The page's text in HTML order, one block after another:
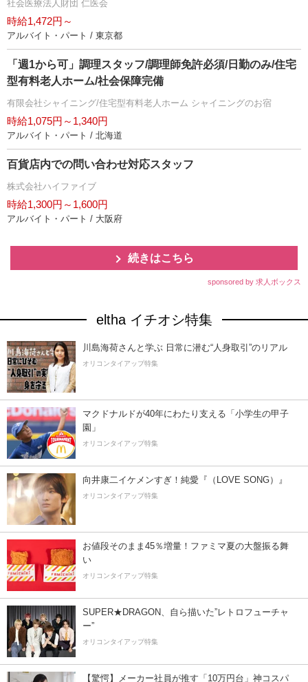
社会医療法人財団 仁医会
時給1,472円～
アルバイト・パート / 東京都
「週1から可」調理スタッフ/調理師免許必須/日勤のみ/住宅
型有料老人ホーム/社会保障完備
有限会社シャイニング/住宅型有料老人ホーム シャイニングのお宿
時給1,075円～1,340円
アルバイト・パート / 北海道
百貨店内での問い合わせ対応スタッフ
株式会社ハイファイブ
時給1,300円～1,600円
アルバイト・パート / 大阪府
続きはこちら
sponsored by 求人ボックス
eltha イチオシ特集
川島海荷さんと学ぶ 日常に潜む“人身取引”のリアル
オリコンタイアップ特集
マクドナルドが40年にわたり支える「小学生の甲子
園」
オリコンタイアップ特集
向井康二イケメンすぎ！純愛『（LOVE SONG）』
オリコンタイアップ特集
お値段そのまま45％増量！ファミマ夏の大盤振る舞
い
オリコンタイアップ特集
SUPER★DRAGON、自ら描いた”レトロフューチャ
ー”
オリコンタイアップ特集
【驚愕】メーカー社員が推す「10万円台」神コスパ